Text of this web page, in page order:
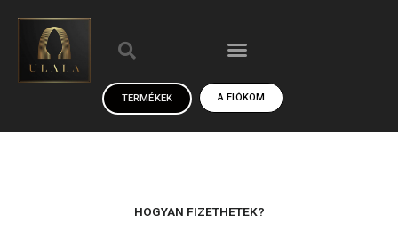
content
KeresésMenü
TERMÉKEK A FIÓKOM
HOGYAN FIZETHETEK?